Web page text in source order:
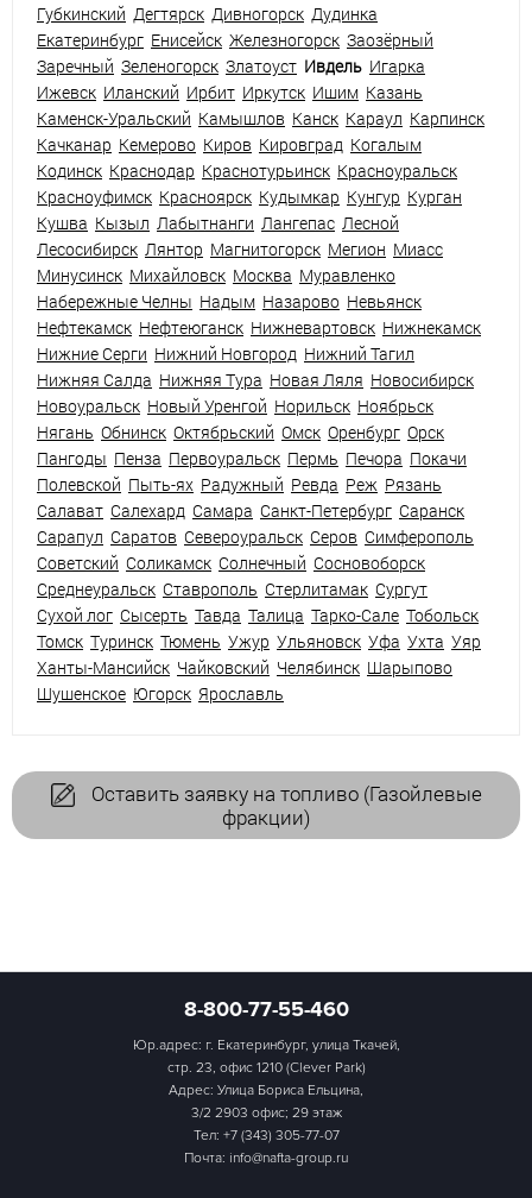
Губкинский Дегтярск Дивногорск Дудинка
Екатеринбург Енисейск Железногорск Заозёрный
Заречный Зеленогорск Златоуст Ивдель Игарка
Ижевск Иланский Ирбит Иркутск Ишим Казань
Каменск-Уральский Камышлов Канск Караул Карпинск
Качканар Кемерово Киров Кировград Когалым
Кодинск Краснодар Краснотурьинск Красноуральск
Красноуфимск Красноярск Кудымкар Кунгур Курган
Кушва Кызыл Лабытнанги Лангепас Лесной
Лесосибирск Лянтор Магнитогорск Мегион Миасс
Минусинск Михайловск Москва Муравленко
Набережные Челны Надым Назарово Невьянск
Нефтекамск Нефтеюганск Нижневартовск Нижнекамск
Нижние Серги Нижний Новгород Нижний Тагил
Нижняя Салда Нижняя Тура Новая Ляля Новосибирск
Новоуральск Новый Уренгой Норильск Ноябрьск
Нягань Обнинск Октябрьский Омск Оренбург Орск
Пангоды Пенза Первоуральск Пермь Печора Покачи
Полевской Пыть-ях Радужный Ревда Реж Рязань
Салават Салехард Самара Санкт-Петербург Саранск
Сарапул Саратов Североуральск Серов Симферополь
Советский Соликамск Солнечный Сосновоборск
Среднеуральск Ставрополь Стерлитамак Сургут
Сухой лог Сысерть Тавда Талица Тарко-Сале Тобольск
Томск Туринск Тюмень Ужур Ульяновск Уфа Ухта Уяр
Ханты-Мансийск Чайковский Челябинск Шарыпово
Шушенское Югорск Ярославль
Оставить заявку на топливо (Газойлевые
фракции)
8-800-77-55-460
Юр.адрес: г. Екатеринбург, улица Ткачей,
стр. 23, офис 1210 (Clever Park)
Адрес: Улица Бориса Ельцина,
3/2 2903 офис; 29 этаж
Тел: +7 (343) 305-77-07
Почта: info@nafta-group.ru